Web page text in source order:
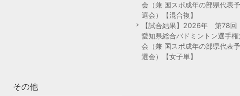
会（兼 国スポ成年の部県代表予
選会）【混合複】
【試合結果】2026年 第78回
愛知県総合バドミントン選手権
会（兼 国スポ成年の部県代表予
選会）【女子単】
その他